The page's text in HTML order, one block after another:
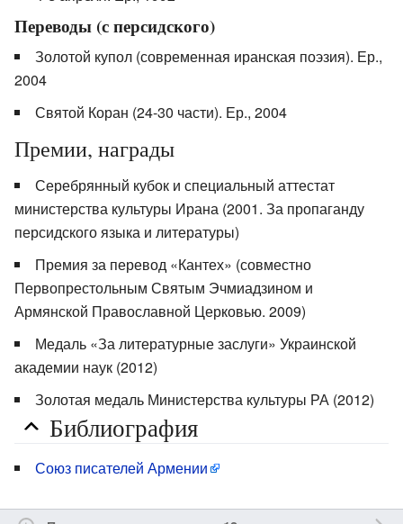
Переводы (с персидского)
Золотой купол (современная иранская поэзия). Ер.,
2004
Святой Коран (24-30 части). Ер., 2004
Премии, награды
Серебрянный кубок и специальный аттестат
министерства культуры Ирана (2001. За пропаганду
персидского языка и литературы)
Премия за перевод «Кантех» (совместно
Первопрестольным Святым Эчмиадзином и
Армянской Православной Церковью. 2009)
Медаль «За литературные заслуги» Украинской
академии наук (2012)
Золотая медаль Министерства культуры РА (2012)
Библиография
Союз писателей Армении